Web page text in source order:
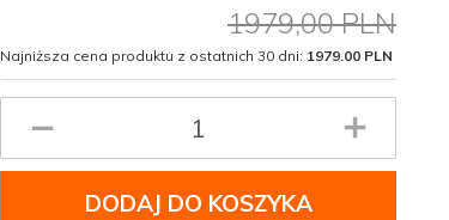
1979,00 PLN
Najniższa cena produktu z ostatnich 30 dni: 1979.00 PLN
produktu
DODAJ DO KOSZYKA